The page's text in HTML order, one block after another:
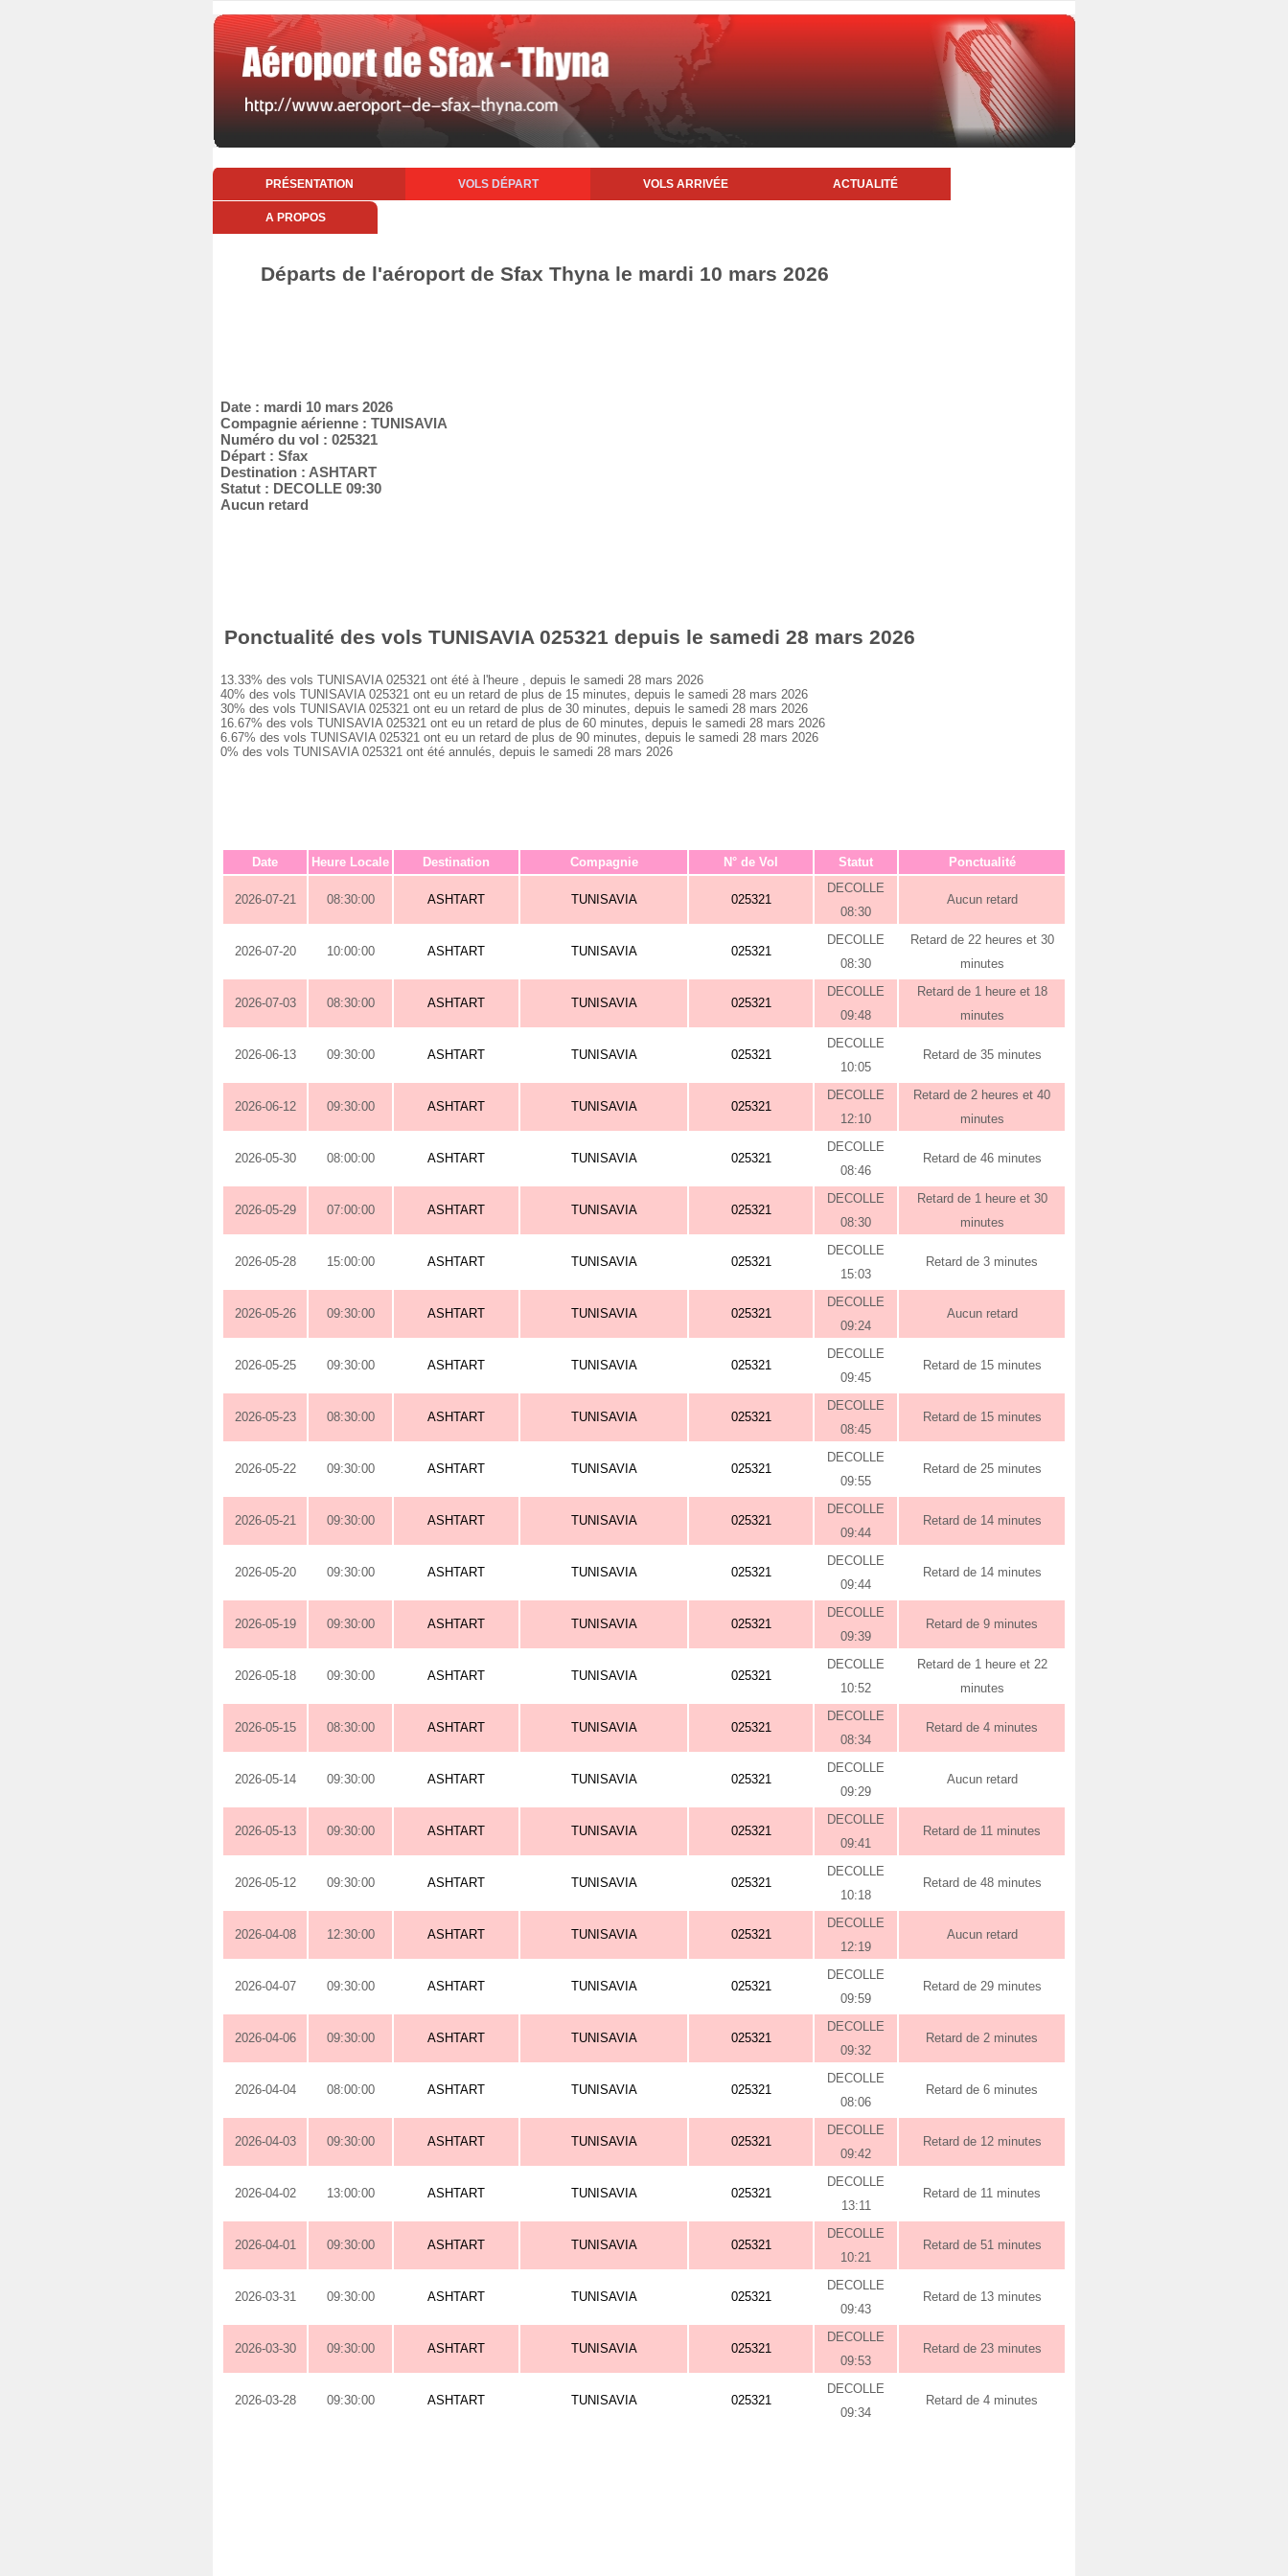
PRÉSENTATION VOLS DÉPART VOLS ARRIVÉE ACTUALITÉ
A PROPOS
Départs de l'aéroport de Sfax Thyna le mardi 10 mars 2026
Date : mardi 10 mars 2026
Compagnie aérienne : TUNISAVIA
Numéro du vol : 025321
Départ : Sfax
Destination : ASHTART
Statut : DECOLLE 09:30
Aucun retard
Ponctualité des vols TUNISAVIA 025321 depuis le samedi 28 mars 2026
13.33% des vols TUNISAVIA 025321 ont été à l'heure , depuis le samedi 28 mars 2026
40% des vols TUNISAVIA 025321 ont eu un retard de plus de 15 minutes, depuis le samedi 28 mars 2026
30% des vols TUNISAVIA 025321 ont eu un retard de plus de 30 minutes, depuis le samedi 28 mars 2026
16.67% des vols TUNISAVIA 025321 ont eu un retard de plus de 60 minutes, depuis le samedi 28 mars 2026
6.67% des vols TUNISAVIA 025321 ont eu un retard de plus de 90 minutes, depuis le samedi 28 mars 2026
0% des vols TUNISAVIA 025321 ont été annulés, depuis le samedi 28 mars 2026
Date Heure Locale Destination Compagnie N° de Vol Statut Ponctualité
2026-07-21 08:30:00 ASHTART TUNISAVIA 025321
DECOLLE
08:30
Aucun retard
2026-07-20 10:00:00 ASHTART TUNISAVIA 025321
DECOLLE
08:30
Retard de 22 heures et 30
minutes
2026-07-03 08:30:00 ASHTART TUNISAVIA 025321
DECOLLE
09:48
Retard de 1 heure et 18
minutes
2026-06-13 09:30:00 ASHTART TUNISAVIA 025321
DECOLLE
10:05
Retard de 35 minutes
2026-06-12 09:30:00 ASHTART TUNISAVIA 025321
DECOLLE
12:10
Retard de 2 heures et 40
minutes
2026-05-30 08:00:00 ASHTART TUNISAVIA 025321
DECOLLE
08:46
Retard de 46 minutes
2026-05-29 07:00:00 ASHTART TUNISAVIA 025321
DECOLLE
08:30
Retard de 1 heure et 30
minutes
2026-05-28 15:00:00 ASHTART TUNISAVIA 025321
DECOLLE
15:03
Retard de 3 minutes
2026-05-26 09:30:00 ASHTART TUNISAVIA 025321
DECOLLE
09:24
Aucun retard
2026-05-25 09:30:00 ASHTART TUNISAVIA 025321
DECOLLE
09:45
Retard de 15 minutes
2026-05-23 08:30:00 ASHTART TUNISAVIA 025321
DECOLLE
08:45
Retard de 15 minutes
2026-05-22 09:30:00 ASHTART TUNISAVIA 025321
DECOLLE
09:55
Retard de 25 minutes
2026-05-21 09:30:00 ASHTART TUNISAVIA 025321
DECOLLE
09:44
Retard de 14 minutes
2026-05-20 09:30:00 ASHTART TUNISAVIA 025321
DECOLLE
09:44
Retard de 14 minutes
2026-05-19 09:30:00 ASHTART TUNISAVIA 025321
DECOLLE
09:39
Retard de 9 minutes
2026-05-18 09:30:00 ASHTART TUNISAVIA 025321
DECOLLE
10:52
Retard de 1 heure et 22
minutes
2026-05-15 08:30:00 ASHTART TUNISAVIA 025321
DECOLLE
08:34
Retard de 4 minutes
2026-05-14 09:30:00 ASHTART TUNISAVIA 025321
DECOLLE
09:29
Aucun retard
2026-05-13 09:30:00 ASHTART TUNISAVIA 025321
DECOLLE
09:41
Retard de 11 minutes
2026-05-12 09:30:00 ASHTART TUNISAVIA 025321
DECOLLE
10:18
Retard de 48 minutes
2026-04-08 12:30:00 ASHTART TUNISAVIA 025321
DECOLLE
12:19
Aucun retard
2026-04-07 09:30:00 ASHTART TUNISAVIA 025321
DECOLLE
09:59
Retard de 29 minutes
2026-04-06 09:30:00 ASHTART TUNISAVIA 025321
DECOLLE
09:32
Retard de 2 minutes
2026-04-04 08:00:00 ASHTART TUNISAVIA 025321
DECOLLE
08:06
Retard de 6 minutes
2026-04-03 09:30:00 ASHTART TUNISAVIA 025321
DECOLLE
09:42
Retard de 12 minutes
2026-04-02 13:00:00 ASHTART TUNISAVIA 025321
DECOLLE
13:11
Retard de 11 minutes
2026-04-01 09:30:00 ASHTART TUNISAVIA 025321
DECOLLE
10:21
Retard de 51 minutes
2026-03-31 09:30:00 ASHTART TUNISAVIA 025321
DECOLLE
09:43
Retard de 13 minutes
2026-03-30 09:30:00 ASHTART TUNISAVIA 025321
DECOLLE
09:53
Retard de 23 minutes
2026-03-28 09:30:00 ASHTART TUNISAVIA 025321
DECOLLE
09:34
Retard de 4 minutes